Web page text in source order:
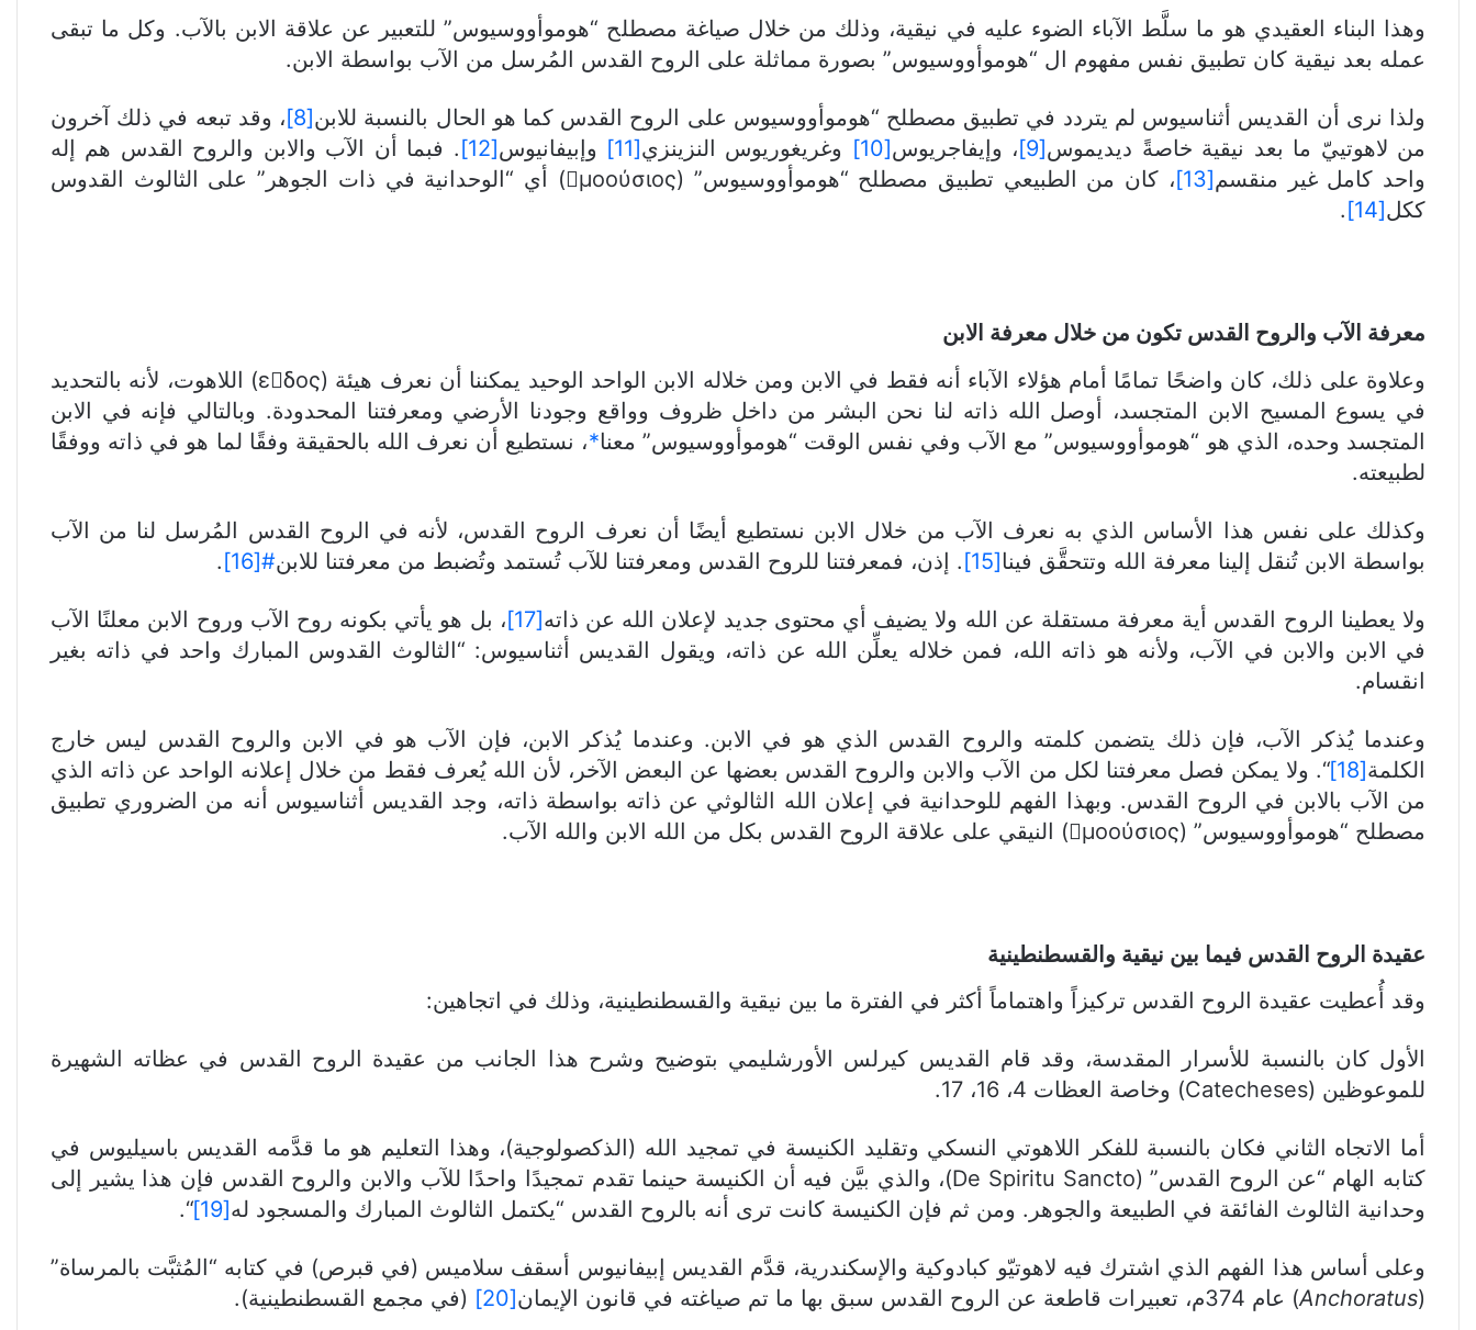
وهذا البناء العقيدي هو ما سلَّط الآباء الضوء عليه في نيقية، وذلك من خلال صياغة مصطلح “هوموأووسيوس” للتعبير عن علاقة الابن بالآب. وكل ما تبقى
عمله بعد نيقية كان تطبيق نفس مفهوم ال “هوموأووسيوس” بصورة مماثلة على الروح القدس المُرسل من الآب بواسطة الابن.
ولذا نرى أن القديس أثناسيوس لم يتردد في تطبيق مصطلح “هوموأووسيوس على الروح القدس كما هو الحال بالنسبة للابن[8]
، وقد تبعه في ذلك آخرون
من لاهوتييّ ما بعد نيقية خاصةً ديديموس[9] ، وإيفاجريوس[10] وغريغوريوس النزينزي[11] وإبيفانيوس[12]
. فبما أن الآب والابن والروح القدس هم إله
واحد كامل غير منقسم[13]
، كان من الطبيعي تطبيق مصطلح “هوموأووسيوس” (μοούσιος) أي “الوحدانية في ذات الجوهر” على الثالوث القدوس
ككل[14]
.
معرفة الآب والروح القدس تكون من خلال معرفة الابن
وعلاوة على ذلك، كان واضحًا تمامًا أمام هؤلاء الآباء أنه فقط في الابن ومن خلاله الابن الواحد الوحيد يمكننا أن نعرف هيئة (εδος) اللاهوت، لأنه بالتحديد
في يسوع المسيح الابن المتجسد، أوصل الله ذاته لنا نحن البشر من داخل ظروف وواقع وجودنا الأرضي ومعرفتنا المحدودة. وبالتالي فإنه في الابن
المتجسد وحده، الذي هو “هوموأووسيوس” مع الآب وفي نفس الوقت “هوموأووسيوس” معنا*، نستطيع أن نعرف الله بالحقيقة وفقًا لما هو في ذاته ووفقًا
لطبيعته.
وكذلك على نفس هذا الأساس الذي به نعرف الآب من خلال الابن نستطيع أيضًا أن نعرف الروح القدس، لأنه في الروح القدس المُرسل لنا من الآب
بواسطة الابن تُنقل إلينا معرفة الله وتتحقَّق فينا[15] . إذن، فمعرفتنا للروح القدس ومعرفتنا للآب تُستمد وتُضبط من معرفتنا للابن#
[16]
.
ولا يعطينا الروح القدس أية معرفة مستقلة عن الله ولا يضيف أي محتوى جديد لإعلان الله عن ذاته[17]
، بل هو يأتي بكونه روح الآب وروح الابن معلنًا الآب
في الابن والابن في الآب، ولأنه هو ذاته الله، فمن خلاله يعلِّن الله عن ذاته، ويقول القديس أثناسيوس: “الثالوث القدوس المبارك واحد في ذاته بغير
انقسام.
وعندما يُذكر الآب، فإن ذلك يتضمن كلمته والروح القدس الذي هو في الابن. وعندما يُذكر الابن، فإن الآب هو في الابن والروح القدس ليس خارج
الكلمة[18]
“. ولا يمكن فصل معرفتنا لكل من الآب والابن والروح القدس بعضها عن البعض الآخر، لأن الله يُعرف فقط من خلال إعلانه الواحد عن ذاته الذي
من الآب بالابن في الروح القدس. وبهذا الفهم للوحدانية في إعلان الله الثالوثي عن ذاته بواسطة ذاته، وجد القديس أثناسيوس أنه من الضروري تطبيق
مصطلح “هوموأووسيوس” (μοούσιος) النيقي على علاقة الروح القدس بكل من الله الابن والله الآب.
عقيدة الروح القدس فيما بين نيقية والقسطنطينية
وقد أُعطيت عقيدة الروح القدس تركيزاً واهتماماً أكثر في الفترة ما بين نيقية والقسطنطينية، وذلك في اتجاهين:
الأول كان بالنسبة للأسرار المقدسة، وقد قام القديس كيرلس الأورشليمي بتوضيح وشرح هذا الجانب من عقيدة الروح القدس في عظاته الشهيرة
للموعوظين (Catecheses) وخاصة العظات 4، 16، 17.
أما الاتجاه الثاني فكان بالنسبة للفكر اللاهوتي النسكي وتقليد الكنيسة في تمجيد الله (الذكصولوجية)، وهذا التعليم هو ما قدَّمه القديس باسيليوس في
كتابه الهام “عن الروح القدس” (De Spiritu Sancto)، والذي بيَّن فيه أن الكنيسة حينما تقدم تمجيدًا واحدًا للآب والابن والروح القدس فإن هذا يشير إلى
وحدانية الثالوث الفائقة في الطبيعة والجوهر. ومن ثم فإن الكنيسة كانت ترى أنه بالروح القدس “يكتمل الثالوث المبارك والمسجود له[19]
“.
وعلى أساس هذا الفهم الذي اشترك فيه لاهوتيّو كبادوكية والإسكندرية، قدَّم القديس إبيفانيوس أسقف سلاميس (في قبرص) في كتابه “المُثبَّت بالمرساة”
(
Anchoratus) عام 374م، تعبيرات قاطعة عن الروح القدس سبق بها ما تم صياغته في قانون الإيمان [20] (في مجمع القسطنطينية).